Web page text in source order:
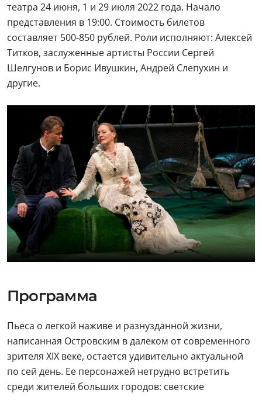
театра 24 июня, 1 и 29 июля 2022 года. Начало
представления в 19:00. Стоимость билетов
составляет 500-850 рублей. Роли исполняют: Алексей
Титков, заслуженные артисты России Сергей
Шелгунов и Борис Ивушкин, Андрей Слепухин и
другие.
Программа
Пьеса о легкой наживе и разнузданной жизни,
написанная Островским в далеком от современного
зрителя XIX веке, остается удивительно актуальной
по сей день. Ее персонажей нетрудно встретить
среди жителей больших городов: светские